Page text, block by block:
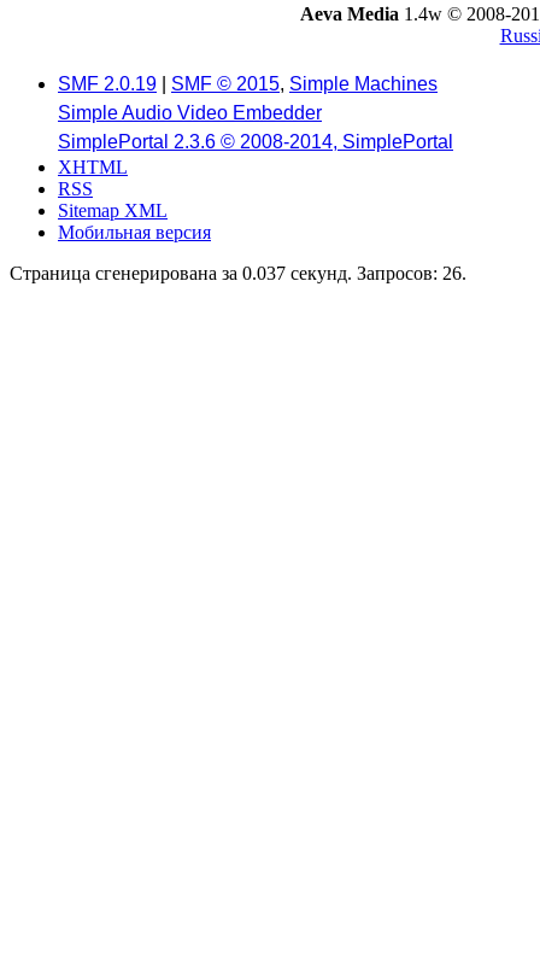
Aeva Media 1.4w © 2008-
SMF 2.0.19 SMF © 2015, Simple Machines
Simple Audio Video Embedder
SimplePortal 2.3.6 © 2008-2014, SimplePortal
XHTML
RSS
Sitemap XML
Мобильная версия
Страница сгенерирована за 0.037 секунд. Запросов: 26.